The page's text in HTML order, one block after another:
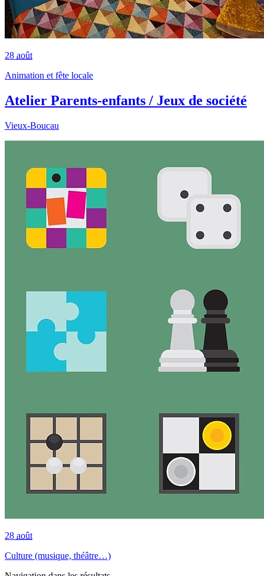
28 août
Animation et fête locale
Atelier Parents-enfants / Jeux de société
Vieux-Boucau
28 août
Culture (musique, théâtre…)